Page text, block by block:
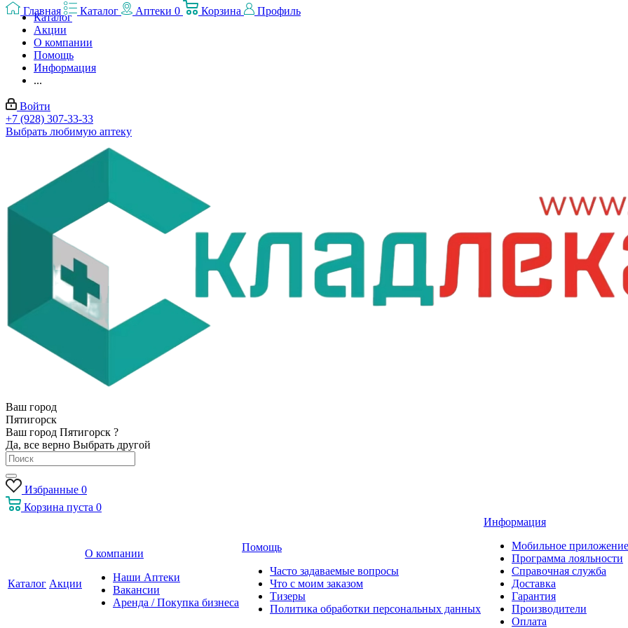
Каталог
Акции
О компании
Помощь
Информация
...
Войти
+7 (928) 307-33-33
Выбрать любимую аптеку
Ваш город
Пятигорск
Ваш город Пятигорск ?
Да, все верно Выбрать другой
Избранные 0
Корзина пуста 0
Каталог Акции
О компании
Наши Аптеки
Вакансии
Аренда / Покупка бизнеса
Помощь
Часто задаваемые вопросы
Что с моим заказом
Тизеры
Политика обработки персональных данных
Информация
Мобильное приложение
Программа лояльности
Справочная служба
Доставка
Гарантия
Производители
Оплата
Главная Каталог Аптеки 0 Корзина Профиль